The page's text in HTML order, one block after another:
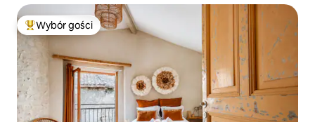
Najpopularniejsze z kategorii Wybór gości
Wybór gości